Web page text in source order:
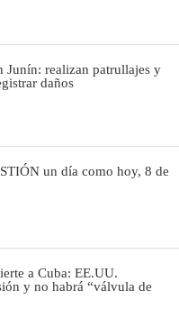
Junín: realizan patrullajes y
daños
un día como hoy, 8 de
a Cuba: EE.UU.
y no habrá “válvula de